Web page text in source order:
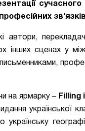
автори,
інших сценах у
на ярмарку – Filling
української
українську